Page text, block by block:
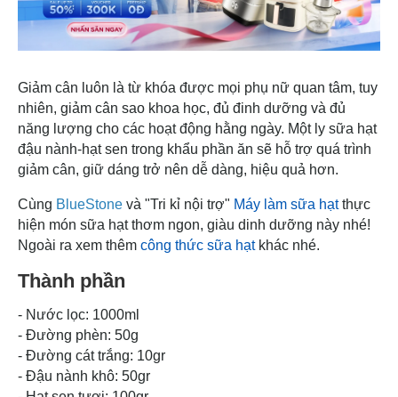
Giảm cân luôn là từ khóa được mọi phụ nữ quan tâm, tuy
nhiên, giảm cân sao khoa học, đủ đinh dưỡng và đủ
năng lượng cho các hoạt động hằng ngày. Một ly sữa hạt
đậu nành-hạt sen trong khẩu phần ăn sẽ hỗ trợ quá trình
giảm cân, giữ dáng trở nên dễ dàng, hiệu quả hơn.
Cùng BlueStone và "Tri kỉ nội trợ" Máy làm sữa hạtthực
hiện món sữa hạt thơm ngon, giàu dinh dưỡng này nhé!
Ngoài ra xem thêm công thức sữa hạtkhác nhé.
Thành phần
- Nước lọc: 1000ml
- Đường phèn: 50g
- Đường cát trắng: 10gr
- Đậu nành khô: 50gr